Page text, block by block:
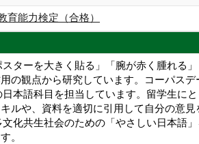
育能力検定（合格）
ターを大きく貼る」「腕が赤く腫れる
の観点から研究しています。コーパス
本語科目を担当しています。留学生に
ルや、資料を適切に引用して自分の意
化共生社会のための「やさしい日本語
。